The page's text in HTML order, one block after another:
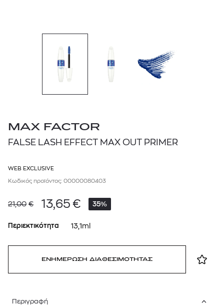
MAX FACTOR
FALSE LASH EFFECT MAX OUT PRIMER
WEB EXCLUSIVE
Κωδικός προϊόντος: 00000080403
21,00 € 13,65 € 35%
Περιεκτικότητα 13,1ml
ΕΝΗΜΕΡΩΣΗ ΔΙΑΘΕΣΙΜΟΤΗΤΑΣ
Περιγραφή